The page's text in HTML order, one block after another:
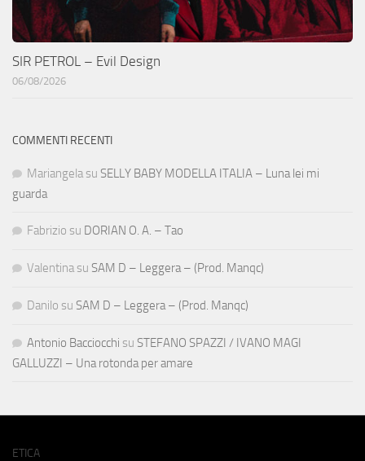
SIR PETROL – Evil Design
06/08/2026
COMMENTI RECENTI
Mariangela su SELLY BABY MODELLA ITALIA – Luna lei mi
guarda
Fabrizio su DORIAN O. A. – Tao
Valentina su SAM D – Leggera – (Prod. Manqc)
Danilo su SAM D – Leggera – (Prod. Manqc)
Antonio Bacciocchi su STEFANO SPAZZI / IVANO MAGI
GALLUZZI – Una rotonda per amare
ETICA